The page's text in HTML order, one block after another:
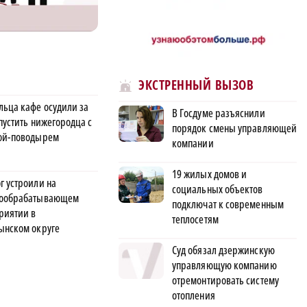
кафе осудили за
нижегородца с
поводырем
устроили на
в
округе
ЭКСТРЕННЫЙ ВЫЗОВ
В Госдуме разъяснили
порядок смены управляющей
компании
19 жилых домов и
социальных объектов
подключат к современным
теплосетям
Суд обязал дзержинскую
управляющую компанию
отремонтировать систему
отопления